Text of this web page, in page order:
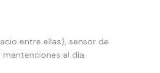
entre ellas), sensor de
al día.